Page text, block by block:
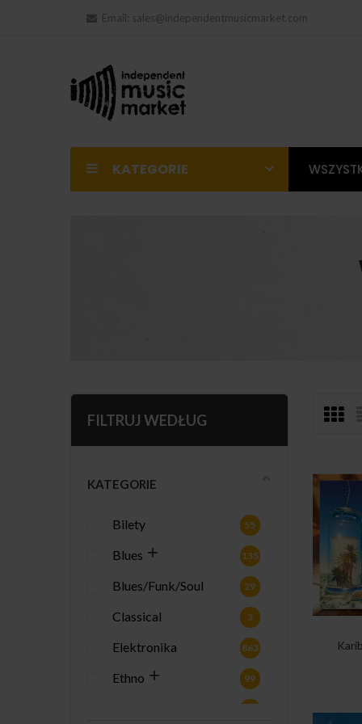
Email: sales@independentmusicmarket.com
KATEGORIE
FILTRUJ WEDŁUG
KATEGORIE
Bilety 55
Blues 135
Blues/Funk/Soul 29
Classical 3
Elektronika 863
Ethno 99